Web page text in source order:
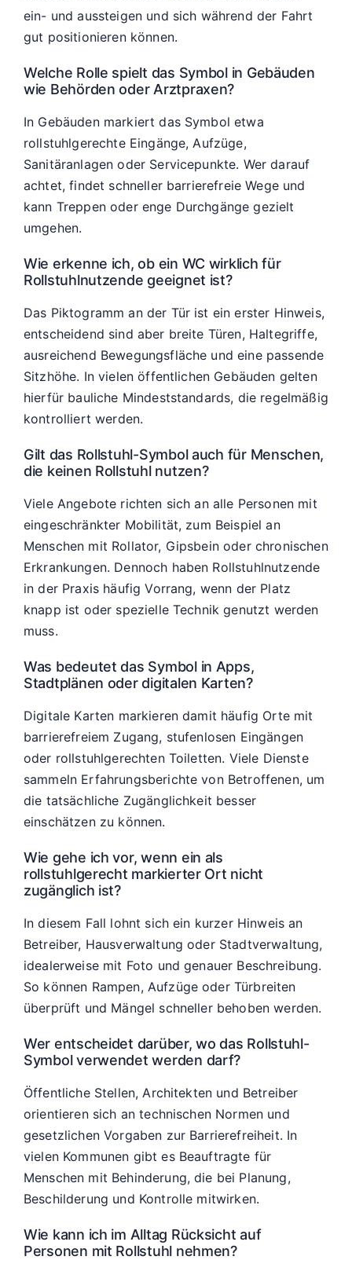
ein- und aussteigen und sich während der Fahrt
gut positionieren können.
Welche Rolle spielt das Symbol in Gebäuden
wie Behörden oder Arztpraxen?
In Gebäuden markiert das Symbol etwa
rollstuhlgerechte Eingänge, Aufzüge,
Sanitäranlagen oder Servicepunkte. Wer darauf
achtet, findet schneller barrierefreie Wege und
kann Treppen oder enge Durchgänge gezielt
umgehen.
Wie erkenne ich, ob ein WC wirklich für
Rollstuhlnutzende geeignet ist?
Das Piktogramm an der Tür ist ein erster Hinweis,
entscheidend sind aber breite Türen, Haltegriffe,
ausreichend Bewegungsfläche und eine passende
Sitzhöhe. In vielen öffentlichen Gebäuden gelten
hierfür bauliche Mindeststandards, die regelmäßig
kontrolliert werden.
Gilt das Rollstuhl-Symbol auch für Menschen,
die keinen Rollstuhl nutzen?
Viele Angebote richten sich an alle Personen mit
eingeschränkter Mobilität, zum Beispiel an
Menschen mit Rollator, Gipsbein oder chronischen
Erkrankungen. Dennoch haben Rollstuhlnutzende
in der Praxis häufig Vorrang, wenn der Platz
knapp ist oder spezielle Technik genutzt werden
muss.
Was bedeutet das Symbol in Apps,
Stadtplänen oder digitalen Karten?
Digitale Karten markieren damit häufig Orte mit
barrierefreiem Zugang, stufenlosen Eingängen
oder rollstuhlgerechten Toiletten. Viele Dienste
sammeln Erfahrungsberichte von Betroffenen, um
die tatsächliche Zugänglichkeit besser
einschätzen zu können.
Wie gehe ich vor, wenn ein als
rollstuhlgerecht markierter Ort nicht
zugänglich ist?
In diesem Fall lohnt sich ein kurzer Hinweis an
Betreiber, Hausverwaltung oder Stadtverwaltung,
idealerweise mit Foto und genauer Beschreibung.
So können Rampen, Aufzüge oder Türbreiten
überprüft und Mängel schneller behoben werden.
Wer entscheidet darüber, wo das Rollstuhl-
Symbol verwendet werden darf?
Öffentliche Stellen, Architekten und Betreiber
orientieren sich an technischen Normen und
gesetzlichen Vorgaben zur Barrierefreiheit. In
vielen Kommunen gibt es Beauftragte für
Menschen mit Behinderung, die bei Planung,
Beschilderung und Kontrolle mitwirken.
Wie kann ich im Alltag Rücksicht auf
Personen mit Rollstuhl nehmen?